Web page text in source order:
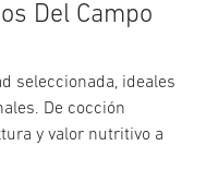
Del Campo
seleccionada, ideales
De cocción
y valor nutritivo a